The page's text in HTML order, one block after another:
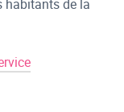
habitants de la